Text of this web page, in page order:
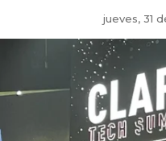
jueves, 31